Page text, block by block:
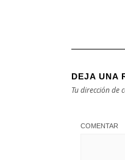
DEJA UNA
Tu dirección de
COMENTAR